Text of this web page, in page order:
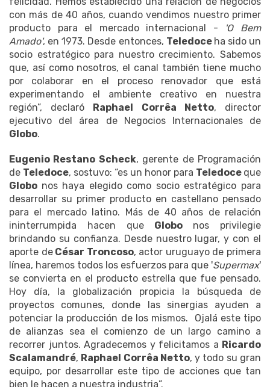
con más de 40 años, cuando vendimos nuestro primer
producto para el mercado internacional - 'O Bem
Amado', en 1973. Desde entonces, Teledoce ha sido un
socio estratégico para nuestro crecimiento. Sabemos
que, así como nosotros, el canal también tiene mucho
por colaborar en el proceso renovador que está
experimentando el ambiente creativo en nuestra
región”, declaró Raphael Corrêa Netto, director
ejecutivo del área de Negocios Internacionales de
Globo.
Eugenio Restano Scheck, gerente de Programación
de Teledoce, sostuvo: “es un honor para Teledoce que
Globo nos haya elegido como socio estratégico para
desarrollar su primer producto en castellano pensado
para el mercado latino. Más de 40 años de relación
ininterrumpida hacen que Globo nos privilegie
brindando su confianza. Desde nuestro lugar, y con el
aporte deCésar Troncoso, actor uruguayo de primera
línea, haremos todos los esfuerzos para que 'Supermax'
se convierta en el producto estrella que fue pensado.
Hoy día, la globalización propicia la búsqueda de
proyectos comunes, donde las sinergias ayuden a
potenciar la producción de los mismos. Ojalá este tipo
de alianzas sea el comienzo de un largo camino a
recorrer juntos. Agradecemos y felicitamos a Ricardo
Scalamandré, Raphael Corrêa Netto, y todo su gran
equipo, por desarrollar este tipo de acciones que tan
bien le hacen a nuestra industria”.